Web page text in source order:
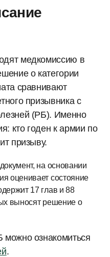
медкомиссию в
о категории
сравнивают
призывника с
(РБ). Именно
кто годен к армии по
призыву.
на основании
оценивает состояние
17 глав и 88
выносят решение о
ознакомиться
.